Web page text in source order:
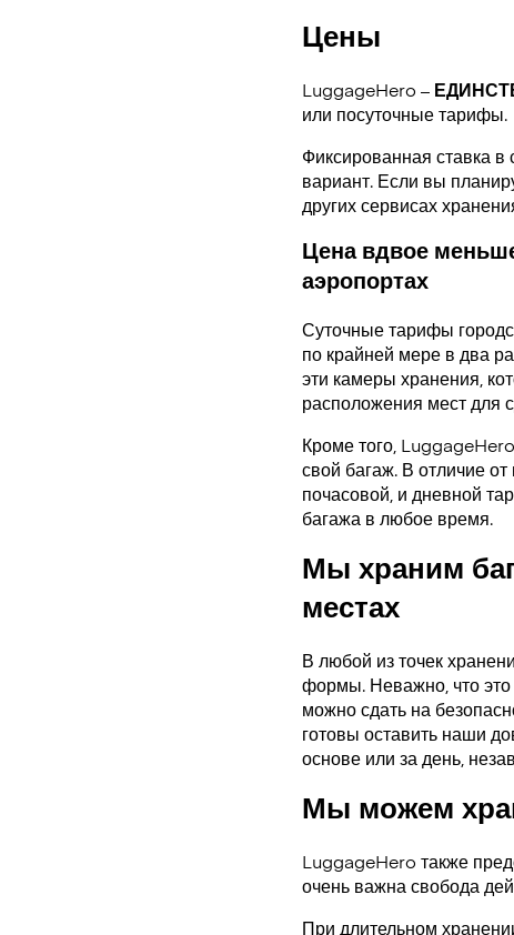
Цены
LuggageHero –
или посуточные тарифы.
Фиксированная ставка
вариант. Если вы
других сервисах
Цена вдвое
аэропортах
Суточные тарифы
по крайней мере в два
эти камеры хранения,
расположения мест для
Кроме того,
свой багаж. В отличие
почасовой, и дневной
багажа в любое время.
Мы храним
местах
В любой из точек
формы. Неважно, что
можно сдать на
готовы оставить наши
основе или за день,
Мы можем
LuggageHero также
очень важна свобода
При длительном